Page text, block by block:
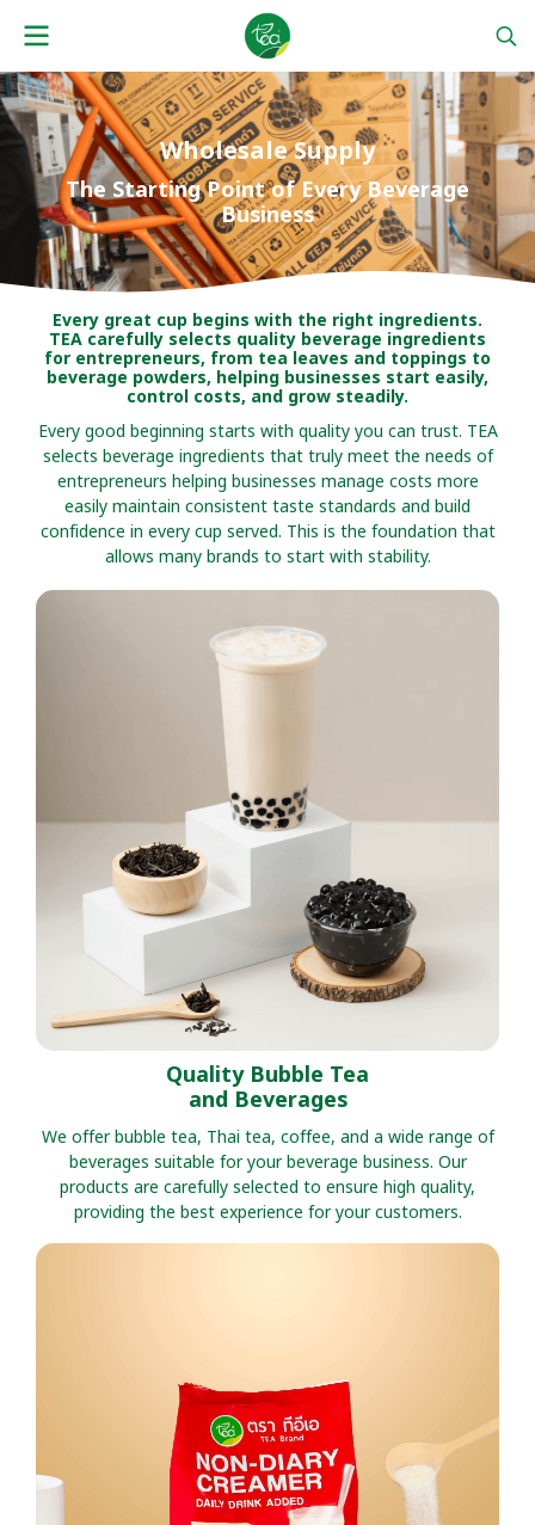
Wholesale Supply
The Starting Point of Every Beverage
Business
Every great cup begins with the right ingredients.
TEA carefully selects quality beverage ingredients
for entrepreneurs, from tea leaves and toppings to
beverage powders, helping businesses start easily,
control costs, and grow steadily.
Every good beginning starts with quality you can trust. TEA
selects beverage ingredients that truly meet the needs of
entrepreneurs helping businesses manage costs more
easily maintain consistent taste standards and build
confidence in every cup served. This is the foundation that
allows many brands to start with stability.
Quality Bubble Tea
and Beverages
We offer bubble tea, Thai tea, coffee, and a wide range of
beverages suitable for your beverage business. Our
products are carefully selected to ensure high quality,
providing the best experience for your customers.